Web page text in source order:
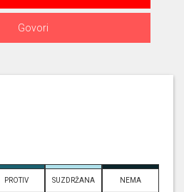
Govori
PROTIV SUZDRŽANA NEMA